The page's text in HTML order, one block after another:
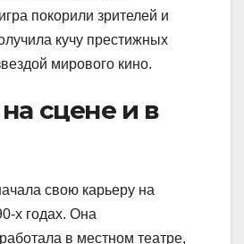
покорили зрителей и
кучу престижных
мирового кино.
сцене и в
свою карьеру на
х годах. Она
в местном театре,